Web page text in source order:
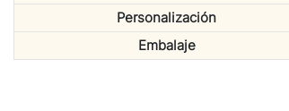
Personalización
Embalaje